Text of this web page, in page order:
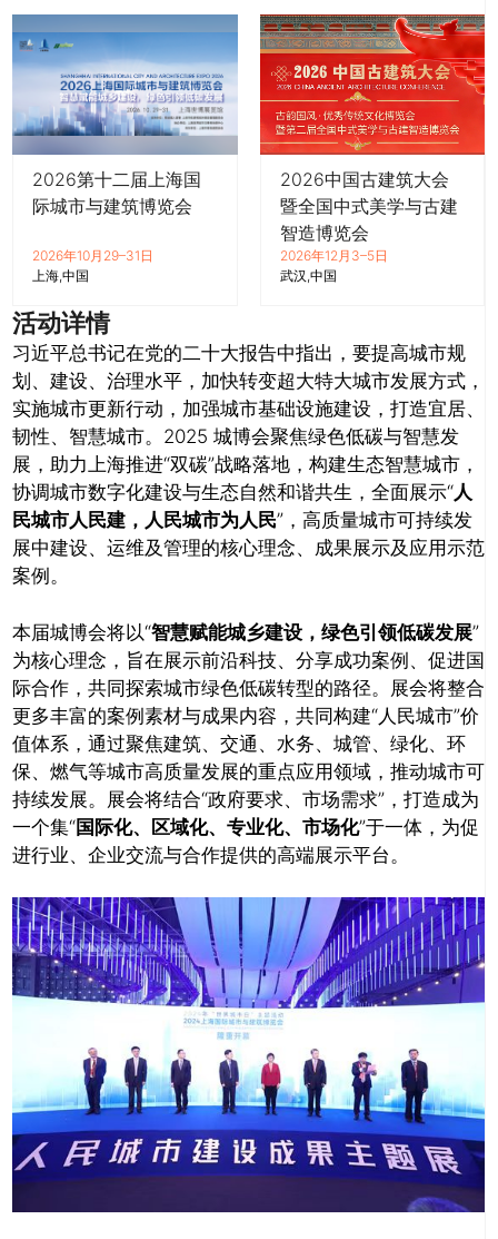
2026第十二届上海国
际城市与建筑博览会
2026年10月29–31日
上海 中国
2026中国古建筑大会
暨全国中式美学与古建
智造博览会
2026年12月3–5日
武汉 中国
活动详情
习近平总书记在党的二十大报告中指出，要提高城市规
划、建设、治理水平，加快转变超大特大城市发展方式，
实施城市更新行动，加强城市基础设施建设，打造宜居、
韧性、智慧城市。2025 城博会聚焦绿色低碳与智慧发
展，助力上海推进“双碳”战略落地，构建生态智慧城市，
协调城市数字化建设与生态自然和谐共生，全面展示“人
民城市人民建，人民城市为人民”，高质量城市可持续发
展中建设、运维及管理的核心理念、成果展示及应用示范
案例。
本届城博会将以“智慧赋能城乡建设，绿色引领低碳发展”
为核心理念，旨在展示前沿科技、分享成功案例、促进国
际合作，共同探索城市绿色低碳转型的路径。展会将整合
更多丰富的案例素材与成果内容，共同构建“人民城市”价
值体系，通过聚焦建筑、交通、水务、城管、绿化、环
保、燃气等城市高质量发展的重点应用领域，推动城市可
持续发展。展会将结合“政府要求、市场需求”，打造成为
一个集“国际化、区域化、专业化、市场化”于一体，为促
进行业、企业交流与合作提供的高端展示平台。